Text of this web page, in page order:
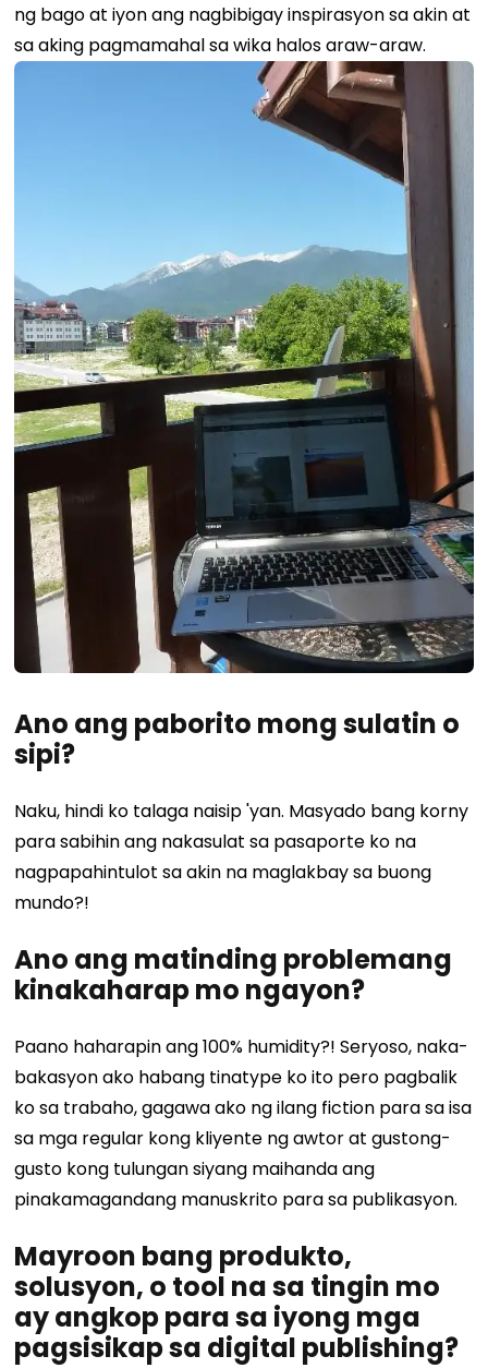
ng bago at iyon ang nagbibigay inspirasyon sa akin at
sa aking pagmamahal sa wika halos araw-araw.
Ano ang paborito mong sulatin o
sipi?
Naku, hindi ko talaga naisip 'yan. Masyado bang korny
para sabihin ang nakasulat sa pasaporte ko na
nagpapahintulot sa akin na maglakbay sa buong
mundo?!
Ano ang matinding problemang
kinakaharap mo ngayon?
Paano haharapin ang 100% humidity?! Seryoso, naka-
bakasyon ako habang tinatype ko ito pero pagbalik
ko sa trabaho, gagawa ako ng ilang fiction para sa isa
sa mga regular kong kliyente ng awtor at gustong-
gusto kong tulungan siyang maihanda ang
pinakamagandang manuskrito para sa publikasyon.
Mayroon bang produkto,
solusyon, o tool na sa tingin mo
ay angkop para sa iyong mga
pagsisikap sa digital publishing?